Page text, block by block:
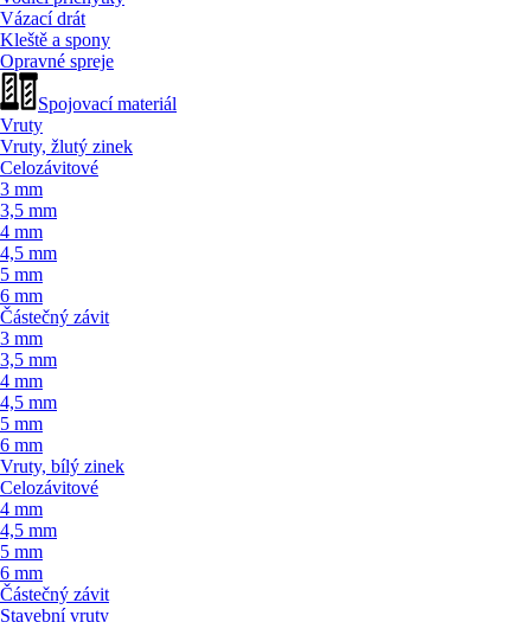
Vázací drát
Kleště a spony
Opravné spreje
Spojovací materiál
Vruty
Vruty, žlutý zinek
Celozávitové
3 mm
3,5 mm
4 mm
4,5 mm
5 mm
6 mm
Částečný závit
3 mm
3,5 mm
4 mm
4,5 mm
5 mm
6 mm
Vruty, bílý zinek
Celozávitové
4 mm
4,5 mm
5 mm
6 mm
Částečný závit
Stavební vruty